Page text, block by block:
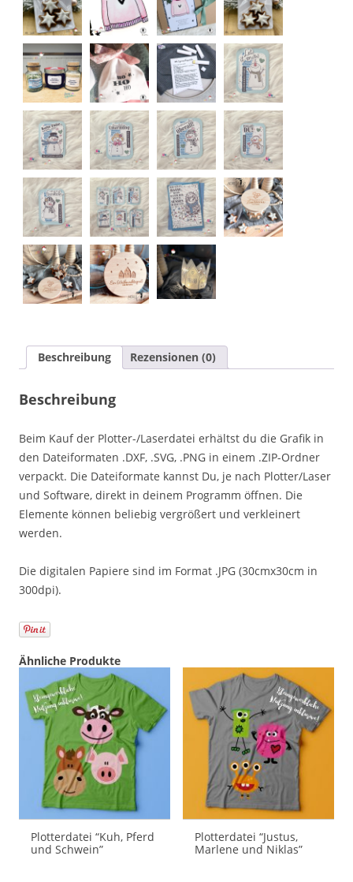
Beschreibung Rezensionen (0)
Beschreibung
Beim Kauf der Plotter-/Laserdatei erhältst du die Grafik in
den Dateiformaten .DXF, .SVG, .PNG in einem .ZIP-Ordner
verpackt. Die Dateiformate kannst Du, je nach Plotter/Laser
und Software, direkt in deinem Programm öffnen. Die
Elemente können beliebig vergrößert und verkleinert
werden.
Die digitalen Papiere sind im Format .JPG (30cmx30cm in
300dpi).
Ähnliche Produkte
Plotterdatei “Kuh, Pferd
und Schwein”
Plotterdatei “Justus,
Marlene und Niklas”